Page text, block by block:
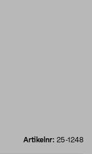
Artikelnr: 25-1248